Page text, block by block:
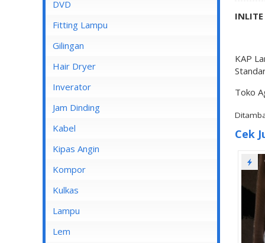
KAP
Toko
Cek
Dispenser Miyako
Dispenser Sanken
DVD
Fitting Lampu
Gilingan
Hair Dryer
Inverator
Jam Dinding
Kabel
Inbow/Outbow T Dus
Kabel Aksesoris
Kabel Antena
Kabel BC
Kipas Angin
Kipas Angin Berdiri
Kipas Angin Dinding
Kipas Angin Duduk
Kipas Angin Gantung
Kompor
Kompor Rinnai
Kulkas
LG
POLYTRON
Lampu
Fitting Lampu
Lem